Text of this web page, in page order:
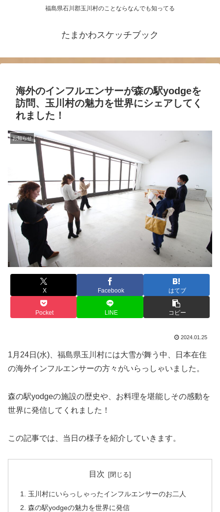
福島県石川郡玉川村のことならなんでも知ってる
たまかわスケッチブック
海外のインフルエンサーが森の駅yodgeを
訪問、玉川村の魅力を世界にシェアしてく
れました！
お知らせ
X Facebook はてブ
Pocket LINE コピー
2024.01.25
1月24日(水)、福島県玉川村には大雪が舞う中、日本在住
の海外インフルエンサーの方々がいらっしゃいました。
森の駅yodgeの施設の歴史や、お料理を堪能しその感動を
世界に発信してくれました！
この記事では、当日の様子を紹介していきます。
目次
玉川村にいらっしゃったインフルエンサーのお二人
森の駅yodgeの魅力を世界に発信